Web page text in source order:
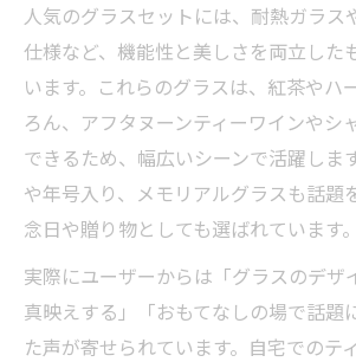
人気のグラスセットには、耐熱ガラス
仕様など、機能性と美しさを両立した
います。これらのグラスは、紅茶やハ
ろん、アフタヌーンティーワインやシ
できるため、幅広いシーンで活躍しま
や年号入り、メモリアルグラスも話題
念日や贈り物としても選ばれています。
実際にユーザーからは「グラスのデザ
真映えする」「おもてなしの場で話題
た声が寄せられています。自宅でのテ